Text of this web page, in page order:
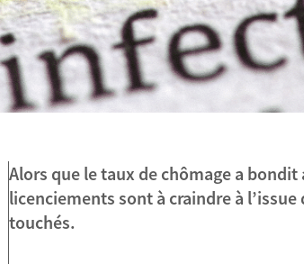
Alors que le taux de chômage a
licenciements sont à craindre à
touchés.